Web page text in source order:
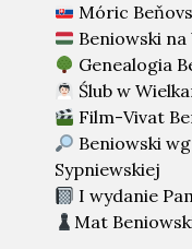
Móric
Beniowski
Genealogia
Ślub w
Film-Vivat
Beniowski
Sypniewskiej
I wydanie
Mat